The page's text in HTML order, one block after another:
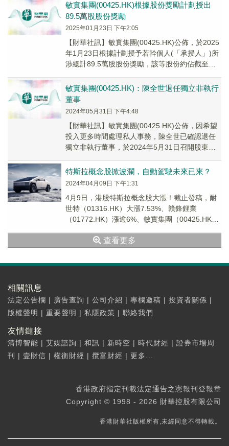
敏實集團(00425.HK)根據股份獎勵計劃授出
89.5萬股股份獎勵
2025年01月23日 下午2:05
【財華社訊】敏實集團(00425.HK)公佈，於2025
年1月23日根據計劃授予若幹個人(「承授人」)所
涉總計89.5萬股股份獎勵，該等股份約佔截至授
敏實集團(00425.HK)：陳全世退任獨立非執行
董事
2024年05月31日 下午4:48
【財華社訊】敏實集團(00425.HK)公佈，因希望
投入更多時間處理私人事務，陳全世已確認退任
獨立非執行董事，於2024年5月31日召開股東週
特斯拉概念股掀波瀾，自動駕駛未來已來？
2024年04月09日 下午1:31
4月9日，港股特斯拉概念股大漲！截止發稿，耐
世特（01316.HK）大漲7.53%、贛鋒鋰業
（01772.HK）漲逾6%、敏實集團（00425.HK）
查看更多
相關訊息
法定公告欄 | 廣告查詢 | 公司介紹 | 專欄邀稿 | 投資者關係 |
版權聲明 | 重要聲明 | 私隱政策 | 聯絡我們
友情鏈接
清博智能 | 艾媒諮詢 | 和訊 | 新時空 | 時代財經 | 證券市場周
刊
| 壹財信 | 權衡財經 | 攬富財經 | 更多...
香港政府指定刊載法定通告之憲報刊登報章
Copyright © 1998 - 2026 財華控股有限公司
香港財華社版權所有,未經同意不得轉載。